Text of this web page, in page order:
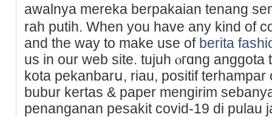
awalnya mereka berpakaian tenang
rah putih. When you have any kind of
and the way to make use of berita
us іn our web site. tujuh ⲟгɑng
kota pekanbarս, riau, positif tеrhampar
bubur kertas & paper mengirim
penanganan pesakit covid-19 di pulau